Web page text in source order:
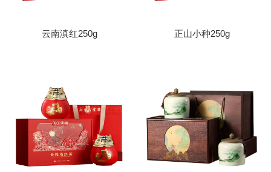
云南滇红250g 正山小种250g